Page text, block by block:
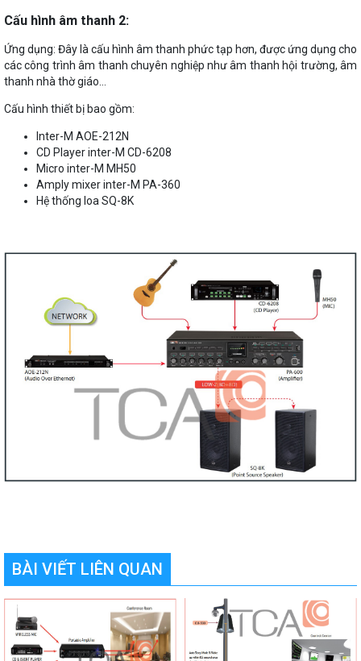
Cấu hình âm thanh 2:
Ứng dụng: Đây là cấu hình âm thanh phức tạp hơn, được ứng dụng cho
các công trình âm thanh chuyên nghiệp như âm thanh hội trường, âm
thanh nhà thờ giáo…
Cấu hình thiết bị bao gồm:
Inter-M AOE-212N
CD Player inter-M CD-6208
Micro inter-M MH50
Amply mixer inter-M PA-360
Hệ thống loa SQ-8K
BÀI VIẾT LIÊN QUAN